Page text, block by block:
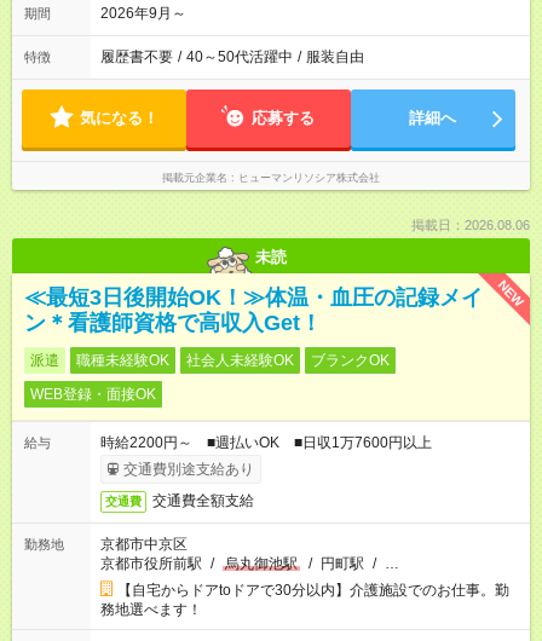
期間 2026年9月～
特徴 履歴書不要 / 40～50代活躍中 / 服装自由
気になる！ 応募する 詳細へ
掲載元企業名 ヒューマンリソシア株式会社
掲載日：2026.08.06
未読
NEW
≪最短3日後開始OK！≫体温・血圧の記録メイ
ン＊看護師資格で高収入Get！
派遣 職種未経験OK 社会人未経験OK
ブランクOK
WEB登録・面接OK
給与
時給2200円～ ■週払いOK ■日収1万7600円以上
交通費別途支給あり
交通費 交通費全額支給
勤務地
京都市中京区
京都市役所前駅 / 烏丸御池駅 / 円町駅 / …
【自宅からドアtoドアで30分以内】介護施設でのお仕事。勤
務地選べます！